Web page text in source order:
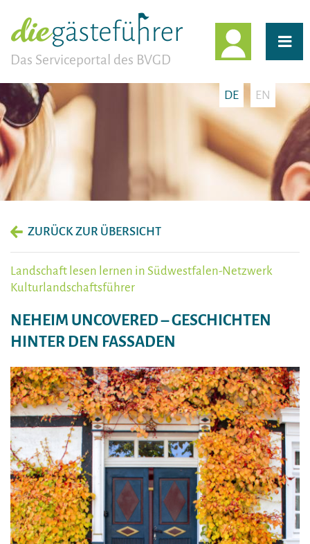
Das Serviceportal des BVGD
DE EN
ZURÜCK ZUR ÜBERSICHT
Landschaft lesen lernen in Südwestfalen-Netzwerk
Kulturlandschaftsführer
NEHEIM UNCOVERED – GESCHICHTEN
HINTER DEN FASSADEN